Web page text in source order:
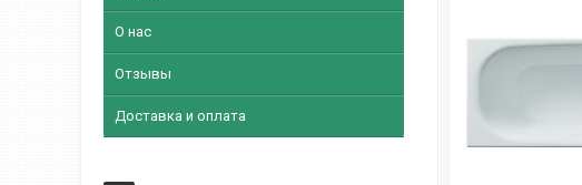
О нас
Отзывы
Доставка и оплата